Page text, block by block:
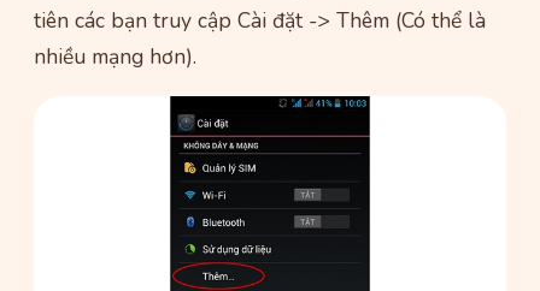
tiên các bạn truy cập Cài đặt -> Thêm (Có thể là
nhiều mạng hơn).